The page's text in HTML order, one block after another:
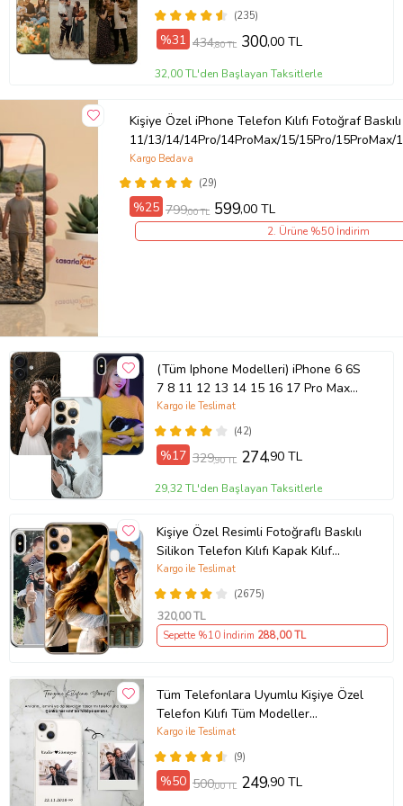
Ürün Kodu:kcm11496472 (235)
%31 434,80 TL 300,00 TL
32,00 TL'den Başlayan Taksitlerle
Kişiye Özel iPhone Telefon Kılıfı Fotoğraf Baskılı
11/13/14/14Pro/14ProMax/15/15Pro/
(29)
Kargo Bedava
%25 799,00 TL 599,00 TL
2. Ürüne %50 İndirim
(Tüm Iphone Modelleri) iPhone 6 6S
7 8 11 12 13 14 15 16 17 Pro Max
Plus Mini Kişiye Özel Resimli
Fotoğraflı Kılıf(42)
Kargo ile Teslimat
%17 329,90 TL 274,90 TL
29,32 TL'den Başlayan Taksitlerle
Kişiye Özel Resimli Fotoğraflı Baskılı
Silikon Telefon Kılıfı Kapak Kılıf
(Telefon Modelleri Açıklamada)
(2675)
Kargo ile Teslimat
320,00 TL
Sepette %10 İndirim 288,00 TL
Tüm Telefonlara Uyumlu Kişiye Özel
Telefon Kılıfı Tüm Modeller
Açıklamada
(9)
Kargo ile Teslimat
%50 500,00 TL 249,90 TL